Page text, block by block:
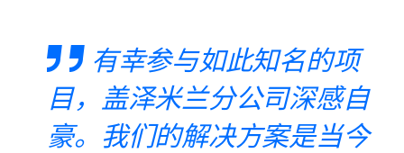
有幸参与如此知名的项
目，盖泽米兰分公司深感自
豪。我们的解决方案是当今